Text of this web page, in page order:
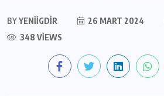
BYYENIIGDIR 26 MART 2024
348 VIEWS